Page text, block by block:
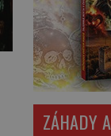
ZÁHADY